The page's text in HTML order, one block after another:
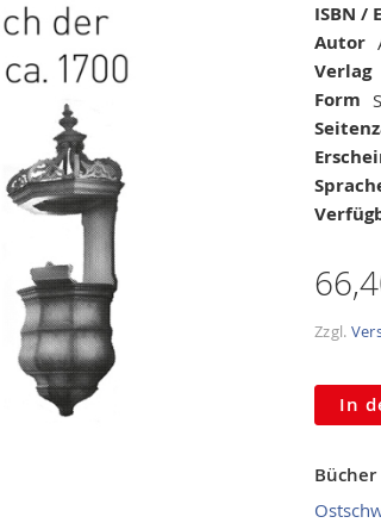
Mehr
ISBN /
Autor
Verlag
Form
Zzgl.
In